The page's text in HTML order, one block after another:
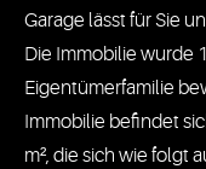
Garage lässt für Sie
Die Immobilie wurde
Eigentümerfamilie
Immobilie befindet
m², die sich wie folgt